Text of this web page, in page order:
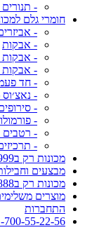
-
חומרי גלם
-
- אבקות
- אבקות
-
- חד
-
-
-
- רטבים
-
מכונות רק ב999 ש"ח
מבצעים
מכונות רק ב1888 ש"ח
מוצרים
התחברות
700-55-22-56